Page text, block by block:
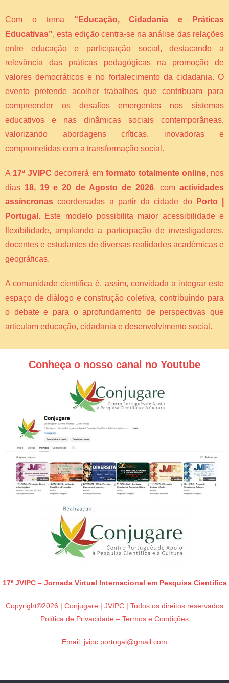
Com o tema “Educação, Cidadania e Práticas
Educativas”, esta edição centra-se na análise das relações
entre educação e participação social, destacando a
relevância das práticas pedagógicas na promoção de
valores democráticos e no fortalecimento da cidadania. O
evento pretende acolher trabalhos que contribuam para
compreender os desafios emergentes nos sistemas
educativos e nas dinâmicas sociais contemporâneas,
valorizando abordagens críticas, inovadoras e
comprometidas com a transformação social.
A 17ª JVIPC decorrerá em formato totalmente online, nos
dias 18, 19 e 20 de Agosto de 2026, comactividades
assíncronas coordenadas a partir da cidade do
Porto |
Portugal . Este modelo possibilita maior acessibilidade e
flexibilidade, ampliando a participação de investigadores,
docentes e estudantes de diversas realidades académicas e
geográficas.
A comunidade científica é, assim, convidada a integrar este
espaço de diálogo e construção coletiva, contribuindo para
o debate e para o aprofundamento de perspectivas que
articulam educação, cidadania e desenvolvimento social.
Conheça o nosso canal no Youtube
17ª JVIPC – Jornada Virtual Internacional em Pesquisa Científica
Copyright©2026 | Conjugare | JVIPC | Todos os direitos reservados
Política de Privacidade – Termos e Condições
Email: jvipc.portugal@gmail.com